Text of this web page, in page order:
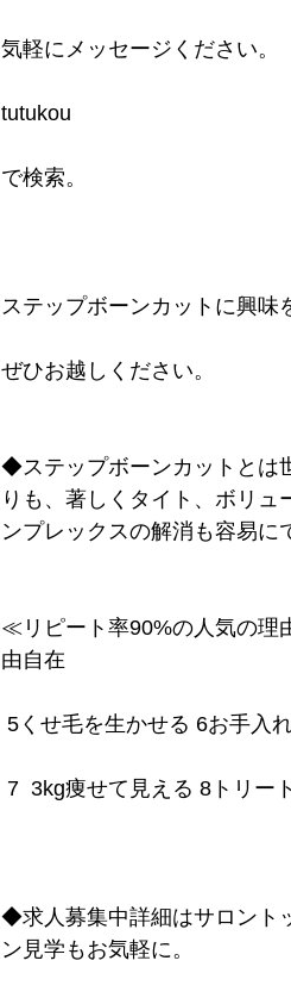
気軽にメッセージください。
tutukou
で検索。
ステップボーンカットに興味
ぜひお越しください。
◆ステップボーンカットとは
りも、著しくタイト、ボリ
ンプレックスの解消も容易に
≪リピート率90%の人気の理
由自在
5くせ毛を生かせる 6お手入
7  3kg痩せて見える 8トリー
◆求人募集中詳細はサロン
ン見学もお気軽に。